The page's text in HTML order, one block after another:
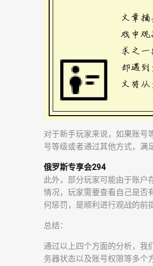
对于新手玩家来说，如果账号
号等级或者通过其他方式，满
俄罗斯专享会294
此外，部分玩家可能由于账户
情况，玩家需要查看自己是否
何惩罚，是顺利进行观战的前
总结：
通过以上四个方面的分析，我
务器状态以及账号权限等多个